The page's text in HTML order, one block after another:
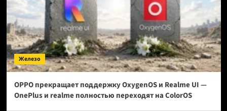
Железо
OPPO прекращает поддержку OxygenOS и Realme UI —
OnePlus и realme полностью переходят на ColorOS